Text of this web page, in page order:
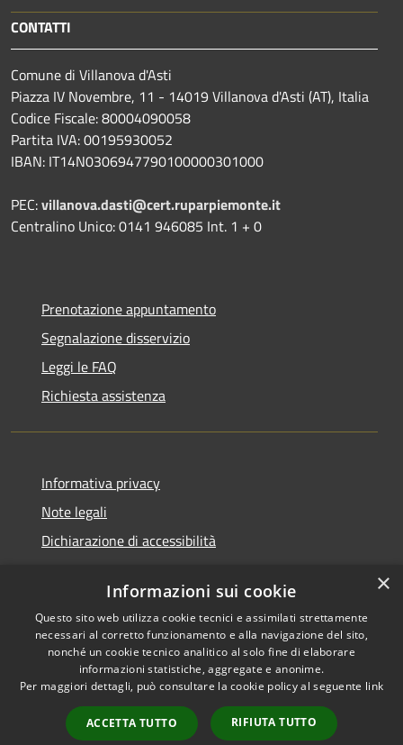
CONTATTI
Comune di Villanova d'Asti
Piazza IV Novembre, 11 - 14019 Villanova d'Asti (AT), Italia
Codice Fiscale: 80004090058
Partita IVA: 00195930052
IBAN: IT14N0306947790100000301000
PEC:villanova.dasti@cert.ruparpiemonte.it
Centralino Unico: 0141 946085 Int. 1 + 0
Prenotazione appuntamento
Segnalazione disservizio
Leggi le FAQ
Richiesta assistenza
Informativa privacy
Note legali
Dichiarazione di accessibilità
RSS
Accessibilità
Cookie
Mappa del sito
Comune convenzionato
Astigov
Progetto|Convenzione|
Adesioni
×
Informazioni sui cookie
Questo sito web utilizza cookie tecnici e assimilati strettamente
necessari al corretto funzionamento e alla navigazione del sito,
nonché un cookie tecnico analitico al solo fine di elaborare
informazioni statistiche, aggregate e anonime.
Per maggiori dettagli, può consultare la cookie policy al seguente link
ACCETTA TUTTO RIFIUTA TUTTO